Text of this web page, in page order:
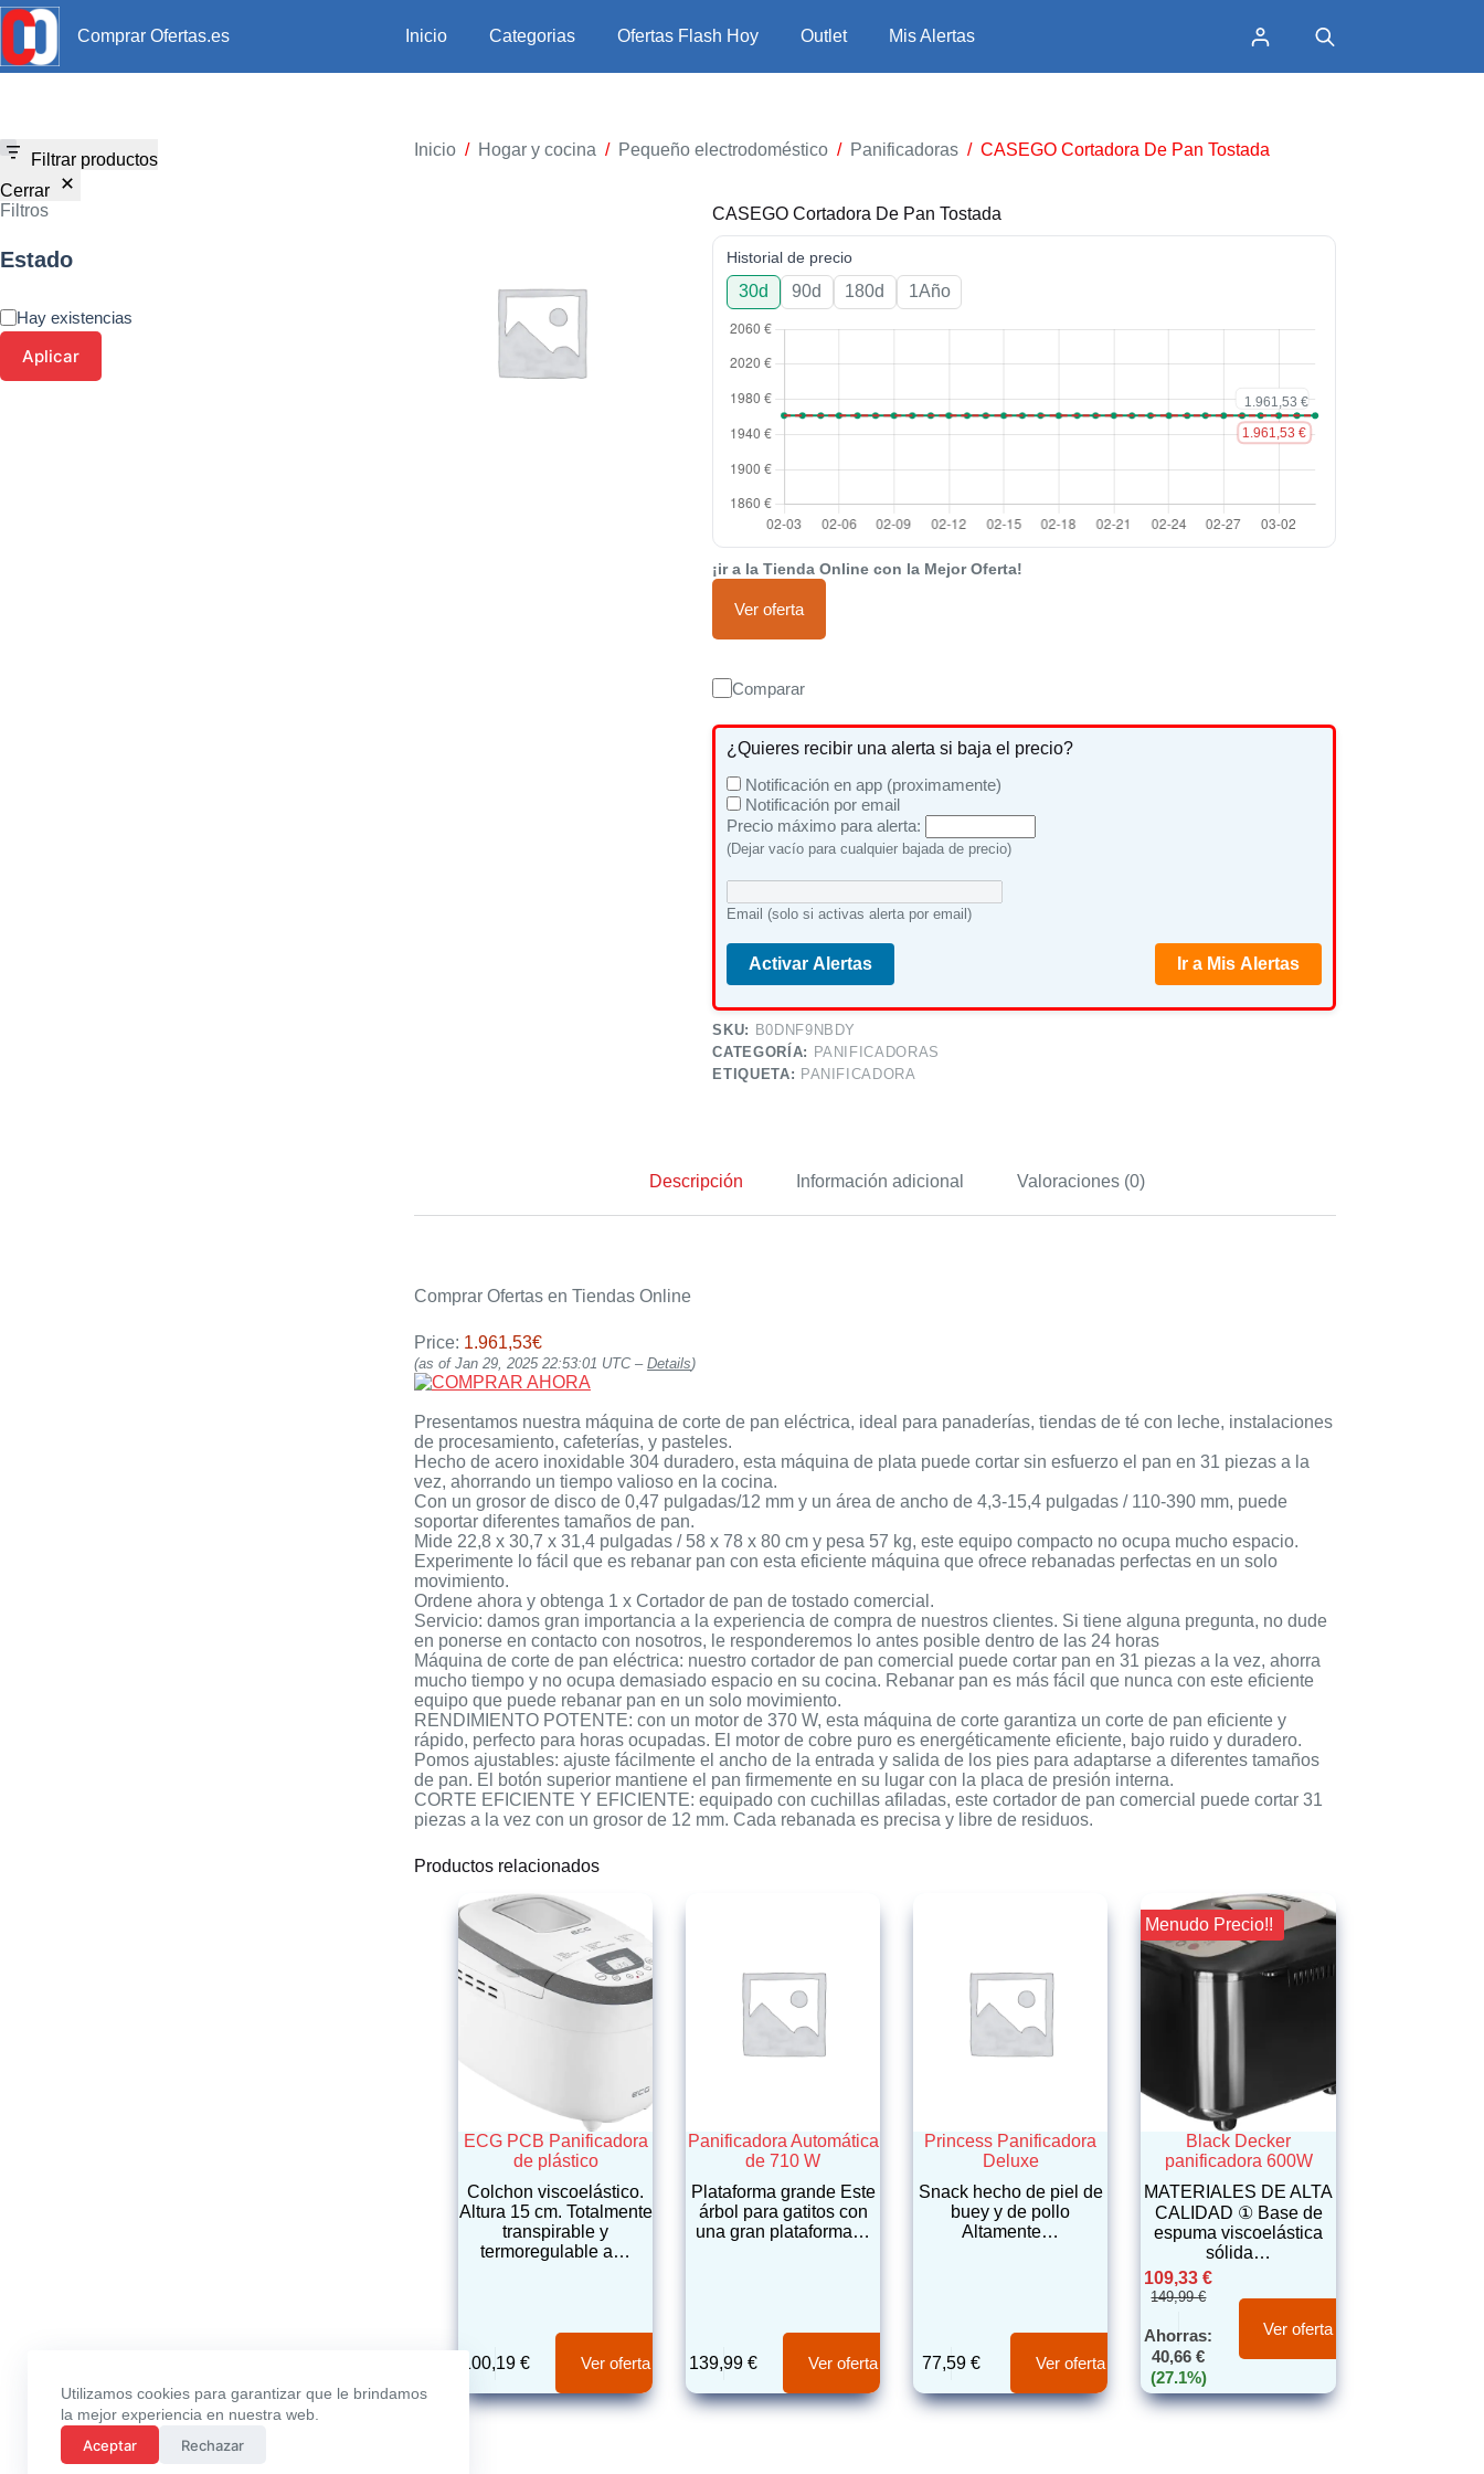
Utilizamos cookies para garantizar que le brindamos
la mejor experiencia en nuestra web.
Aceptar
Rechazar
Comprar Ofertas.es Inicio Categorias Ofertas Flash Hoy Outlet Mis Alertas
Inicio / Hogar y cocina / Pequeño electrodoméstico / Panificadoras / CASEGO Cortadora De Pan Tostada
CASEGO Cortadora De Pan Tostada
Historial de precio
30d 90d 180d 1Año
¡ir a la Tienda Online con la Mejor Oferta!
Ver oferta
Comparar
¿Quieres recibir una alerta si baja el precio?
Notificación en app (proximamente)
Notificación por email
Precio máximo para alerta:
(Dejar vacío para cualquier bajada de precio)
Email (solo si activas alerta por email)
Activar Alertas Ir a Mis Alertas
SKU: B0DNF9NBDY
CATEGORÍA: PANIFICADORAS
ETIQUETA: PANIFICADORA
Descripción Información adicional Valoraciones (0)
Comprar Ofertas en Tiendas Online
Price: 1.961,53€
(as of Jan 29, 2025 22:53:01 UTC – Details)
Presentamos nuestra máquina de corte de pan eléctrica, ideal para panaderías, tiendas de té con leche, instalaciones
de procesamiento, cafeterías, y pasteles.
Hecho de acero inoxidable 304 duradero, esta máquina de plata puede cortar sin esfuerzo el pan en 31 piezas a la
vez, ahorrando un tiempo valioso en la cocina.
Con un grosor de disco de 0,47 pulgadas/12 mm y un área de ancho de 4,3-15,4 pulgadas / 110-390 mm, puede
soportar diferentes tamaños de pan.
Mide 22,8 x 30,7 x 31,4 pulgadas / 58 x 78 x 80 cm y pesa 57 kg, este equipo compacto no ocupa mucho espacio.
Experimente lo fácil que es rebanar pan con esta eficiente máquina que ofrece rebanadas perfectas en un solo
movimiento.
Ordene ahora y obtenga 1 x Cortador de pan de tostado comercial.
Servicio: damos gran importancia a la experiencia de compra de nuestros clientes. Si tiene alguna pregunta, no dude
en ponerse en contacto con nosotros, le responderemos lo antes posible dentro de las 24 horas
Máquina de corte de pan eléctrica: nuestro cortador de pan comercial puede cortar pan en 31 piezas a la vez, ahorra
mucho tiempo y no ocupa demasiado espacio en su cocina. Rebanar pan es más fácil que nunca con este eficiente
equipo que puede rebanar pan en un solo movimiento.
RENDIMIENTO POTENTE: con un motor de 370 W, esta máquina de corte garantiza un corte de pan eficiente y
rápido, perfecto para horas ocupadas. El motor de cobre puro es energéticamente eficiente, bajo ruido y duradero.
Pomos ajustables: ajuste fácilmente el ancho de la entrada y salida de los pies para adaptarse a diferentes tamaños
de pan. El botón superior mantiene el pan firmemente en su lugar con la placa de presión interna.
CORTE EFICIENTE Y EFICIENTE: equipado con cuchillas afiladas, este cortador de pan comercial puede cortar 31
piezas a la vez con un grosor de 12 mm. Cada rebanada es precisa y libre de residuos.
Productos relacionados
ECG PCB Panificadora
de plástico
Colchon viscoelástico.
Altura 15 cm. Totalmente
transpirable y
termoregulable a…
100,19 € Ver oferta
Panificadora Automática
de 710 W
Plataforma grande Este
árbol para gatitos con
una gran plataforma…
139,99€ Ver oferta
Princess Panificadora
Deluxe
Snack hecho de piel de
buey y de pollo
Altamente…
77,59 € Ver oferta
¡¡ Menudo Precio!!
Black Decker
panificadora 600W
MATERIALES DE ALTA
CALIDAD ① Base de
espuma viscoelástica
sólida…
149,99€
109,33€
Ahorras:
40,66€
(27.1%)
Ver oferta
Filtrar productos
Cerrar
Filtros
Estado
Hay existencias
Aplicar